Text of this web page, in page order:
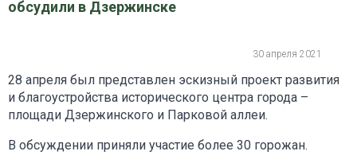
обсудили в Дзержинске
30 апреля 2021
28 апреля был представлен эскизный проект развития
и благоустройства исторического центра города –
площади Дзержинского и Парковой аллеи.
В обсуждении приняли участие более 30 горожан.